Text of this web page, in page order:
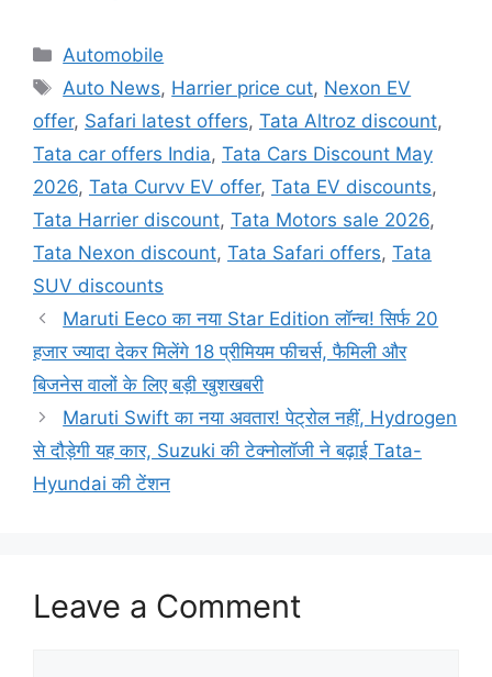
Categories
Automobile
Tags
Auto News, Harrier price cut, Nexon EV
offer, Safari latest offers, Tata Altroz discount,
Tata car offers India, Tata Cars Discount May
2026, Tata Curvv EV offer, Tata EV discounts,
Tata Harrier discount, Tata Motors sale 2026,
Tata Nexon discount, Tata Safari offers, Tata
SUV discounts
Maruti Eeco का नया Star Edition लॉन्च! सिर्फ 20
हजार ज्यादा देकर मिलेंगे 18 प्रीमियम फीचर्स, फैमिली और
बिजनेस वालों के लिए बड़ी खुशखबरी
Maruti Swift का नया अवतार! पेट्रोल नहीं, Hydrogen
से दौड़ेगी यह कार, Suzuki की टेक्नोलॉजी ने बढ़ाई Tata-
Hyundai की टेंशन
Leave a Comment